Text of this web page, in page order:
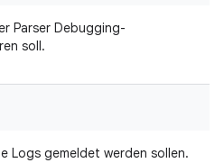
Parser Debugging-
soll.
Logs gemeldet werden sollen.